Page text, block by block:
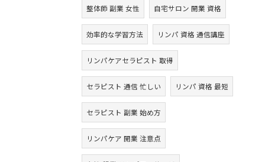
整体師 副業 女性 自宅サロン 開業 資格
効率的な学習方法 リンパ 資格 通信講座
リンパケアセラピスト 取得
セラピスト 通信 忙しい リンパ 資格 最短
セラピスト 副業 始め方
リンパケア 開業 注意点